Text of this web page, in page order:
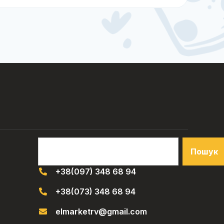
Пошук
+38(097) 348 68 94
+38(073) 348 68 94
elmarketrv@gmail.com